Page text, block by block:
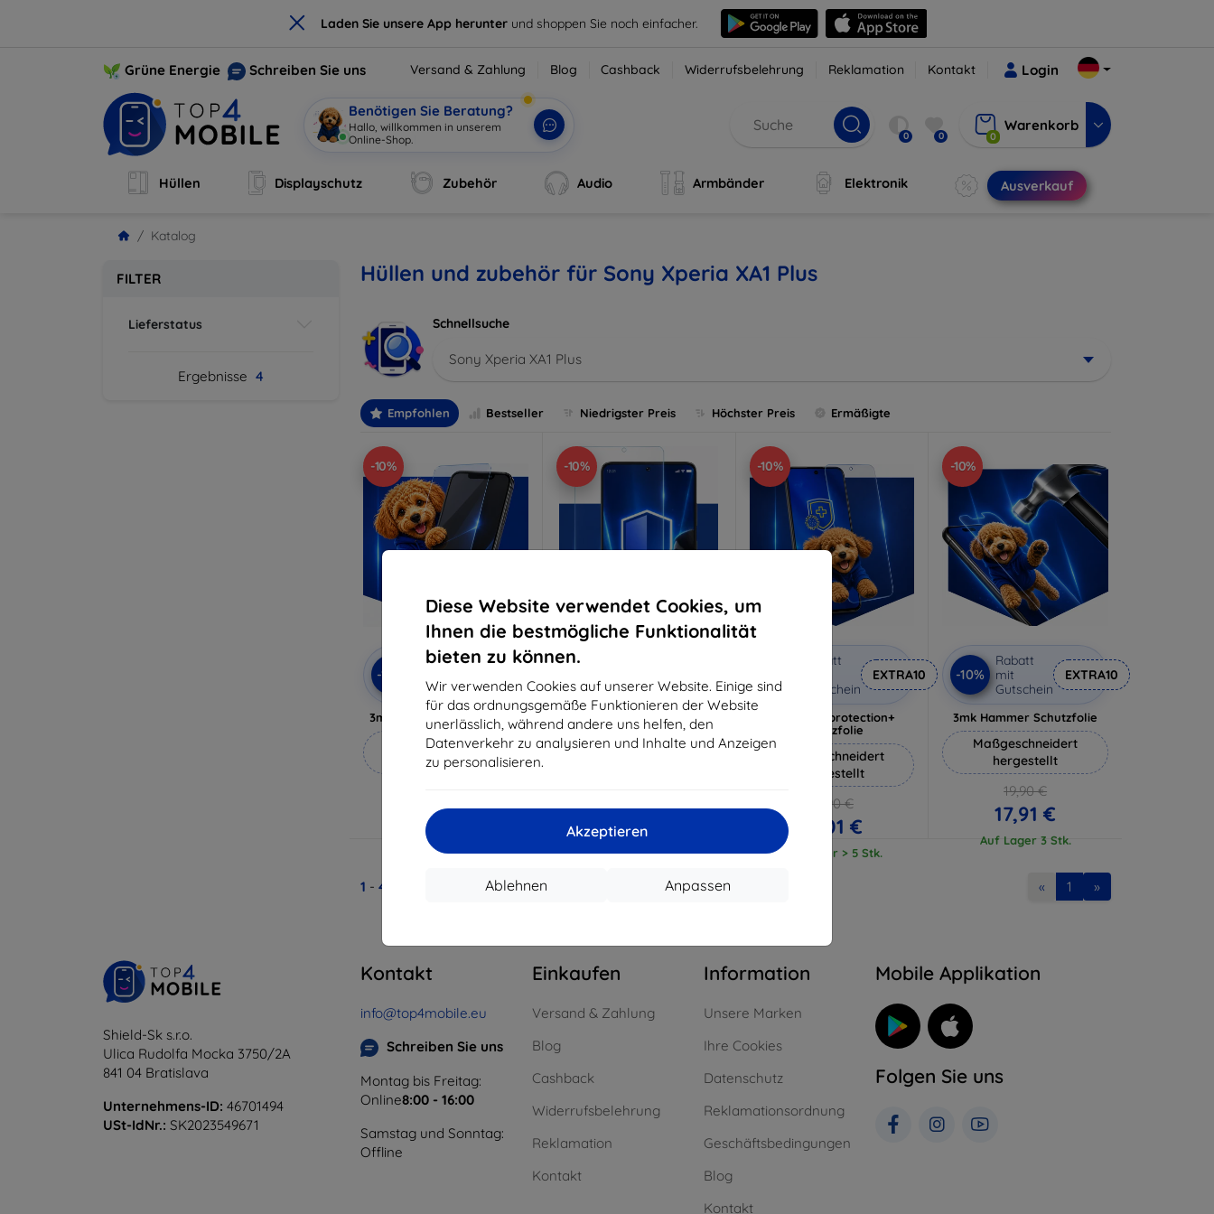
× Laden Sie unsere App herunter und shoppen Sie noch einfacher.
Diese Website verwendet Cookies, um
Ihnen die bestmögliche Funktionalität
bieten zu können.
Wir verwenden Cookies auf unserer Website. Einige sind
für das ordnungsgemäße Funktionieren der Website
unerlässlich, während andere uns helfen, den
Datenverkehr zu analysieren und Inhalte und Anzeigen
zu personalisieren.
Akzeptieren
Anpassen
Ablehnen
Grüne Energie Schreiben Sie uns Versand & Zahlung Blog Cashback Widerrufsbelehrung Reklamation Kontakt Login
Benötigen Sie Beratung?
Hallo, willkommen in unserem
Online-Shop.
0 0 0
Warenkorb
Hüllen Displayschutz Zubehör Audio Armbänder Elektronik Ausverkauf
Katalog
FILTER
Lieferstatus
Ergebnisse 4
Hüllen und zubehör für Sony Xperia XA1 Plus
Schnellsuche
Sony Xperia XA1 Plus
Empfohlen Bestseller Niedrigster Preis Höchster Preis Ermäßigte
-10%
-10%
Rabatt
Gutschein
3mk Anti-Shock Schutzglas
Maßgeschneidert
hergestellt
15,21 €
Auf Lager > 5 Stk.
-10%
Gutschein
3mk Pure Matt Schutzglas
Maßgeschneidert
11,61 €
Auf Lager > 5 Stk.
-10%
Rabatt
Gutschein
EXTRA10
3mk Silverprotection+
Schutzfolie
Maßgeschneidert
hergestellt
18,90 €
17,01 €
Auf Lager > 5 Stk.
-10%
-10%
Rabatt
mit
Gutschein
EXTRA10
3mk Hammer Schutzfolie
Maßgeschneidert
hergestellt
19,90 €
17,91 €
Auf Lager 3 Stk.
1 - 4 « 1 »
Shield-Sk s.r.o.
Ulica Rudolfa Mocka 3750/2A
841 04 Bratislava
Unternehmens-ID: 46701494
USt-IdNr.: SK2023549671
Kontakt
info@top4mobile.eu
Schreiben Sie uns
Montag bis Freitag:
Online8:00 - 16:00
Samstag und Sonntag:
Offline
Einkaufen
Versand & Zahlung
Blog
Cashback
Widerrufsbelehrung
Reklamation
Kontakt
Information
Unsere Marken
Ihre Cookies
Datenschutz
Reklamationsordnung
Geschäftsbedingungen
Blog
Kontakt
Mobile Applikation
Folgen Sie uns